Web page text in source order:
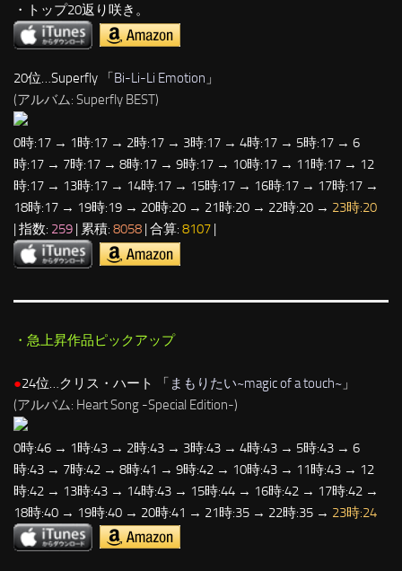
・トップ20返り咲き。
20位…Superfly 「Bi-Li-Li Emotion 」
(アルバム: Superfly BEST)
0時:17 → 1時:17 → 2時:17 → 3時:17 → 4時:17 → 5時:17 → 6
時:17 → 7時:17 → 8時:17 → 9時:17 → 10時:17 → 11時:17 → 12
時:17 → 13時:17 → 14時:17 → 15時:17 → 16時:17 → 17時:17 →
18時:17 → 19時:19 → 20時:20 → 21時:20 → 22時:20 → 23時:20
| 指数: 259 | 累積: 8058 | 合算: 8107 |
・急上昇作品ピックアップ
●24位…クリス・ハート 「 まもりたい~magic of a touch~ 」
(アルバム: Heart Song -Special Edition-)
0時:46 → 1時:43 → 2時:43 → 3時:43 → 4時:43 → 5時:43 → 6
時:43 → 7時:42 → 8時:41 → 9時:42 → 10時:43 → 11時:43 → 12
時:42 → 13時:43 → 14時:43 → 15時:44 → 16時:42 → 17時:42 →
18時:40 → 19時:40 → 20時:41 → 21時:35 → 22時:35 → 23時:24